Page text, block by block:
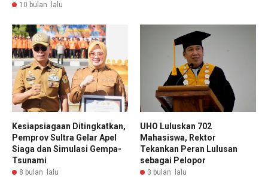
10 bulan lalu
Kesiapsiagaan Ditingkatkan,
Pemprov Sultra Gelar Apel
Siaga dan Simulasi Gempa-
Tsunami
8 bulan lalu
UHO Luluskan 702
Mahasiswa, Rektor
Tekankan Peran Lulusan
sebagai Pelopor
3 bulan lalu